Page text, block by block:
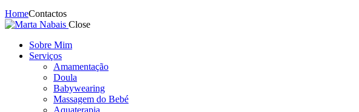
HomeContactos
Close
Sobre Mim
Serviços
Amamentação
Doula
Babywearing
Massagem do Bebé